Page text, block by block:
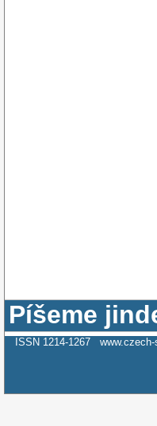
Píšeme
ISSN 1214-1267